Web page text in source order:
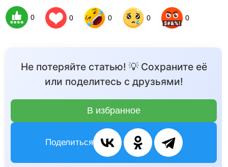
0 0 0 0 0
Не потеряйте статью! 💡 Сохраните её
или поделитесь с друзьями!
В избранное
Поделиться